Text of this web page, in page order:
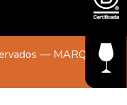
— MARQUES